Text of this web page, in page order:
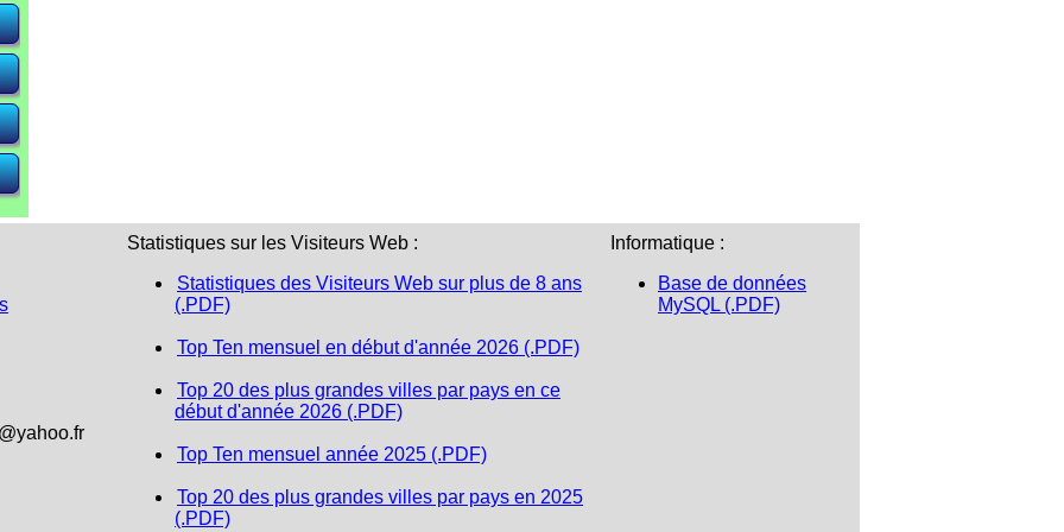
Statistiques sur les Visiteurs Web :
Statistiques des Visiteurs Web sur plus de 8 ans
(.PDF)
Top Ten mensuel en début d'année 2026 (.PDF)
Top 20 des plus grandes villes par pays en ce
début d'année 2026 (.PDF)
Top Ten mensuel année 2025 (.PDF)
Top 20 des plus grandes villes par pays en 2025
(.PDF)
Informatique :
Base de données
MySQL (.PDF)